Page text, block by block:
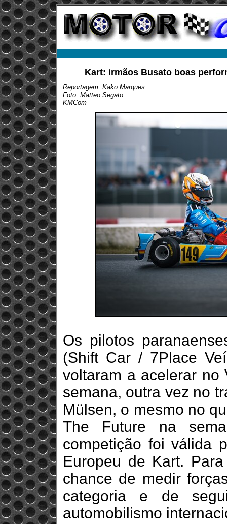
Kart: irmãos Busato boas
Reportagem: Kako Marques
Foto: Matteo Segato
KMCom
Os pilotos
(Shift Car / 7Place
voltaram a acelerar no
semana, outra vez no
Mülsen, o mesmo no
The Future na
competição foi válida
Europeu de Kart.
chance de medir
categoria e de
automobilismo